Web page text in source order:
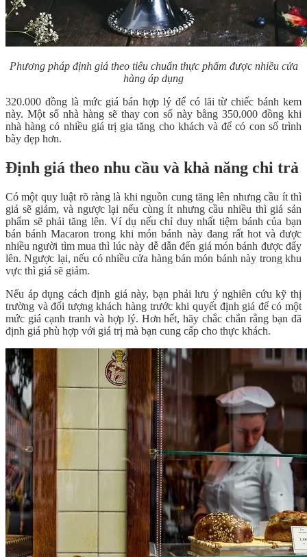
Phương pháp định giá theo tiêu chuẩn thực phẩm được nhiều cửa
hàng áp dụng
320.000 đồng là mức giá bán hợp lý để có lãi từ chiếc bánh kem
này. Một số nhà hàng sẽ thay con số này bằng 350.000 đồng khi
nhà hàng có nhiều giá trị gia tăng cho khách và để có con số trình
bày đẹp hơn.
Định giá theo nhu cầu và khả năng chi trả
Có một quy luật rõ ràng là khi nguồn cung tăng lên nhưng cầu ít thì
giá sẽ giảm, và ngược lại nếu cùng ít nhưng cầu nhiều thì giá sản
phẩm sẽ phải tăng lên. Ví dụ nếu chỉ duy nhất tiệm bánh của bạn
bán bánh Macaron trong khi món bánh này đang rất hot và được
nhiều người tìm mua thì lúc này dễ dẫn đến giá món bánh được đẩy
lên. Ngược lại, nếu có nhiều cửa hàng bán món bánh này trong khu
vực thì giá sẽ giảm.
Nếu áp dụng cách định giá này, bạn phải lưu ý nghiên cứu kỹ thị
trường và đối tượng khách hàng trước khi quyết định giá để có một
mức giá cạnh tranh và hợp lý. Hơn hết, hãy chắc chắn rằng bạn đã
định giá phù hợp với giá trị mà bạn cung cấp cho thực khách.